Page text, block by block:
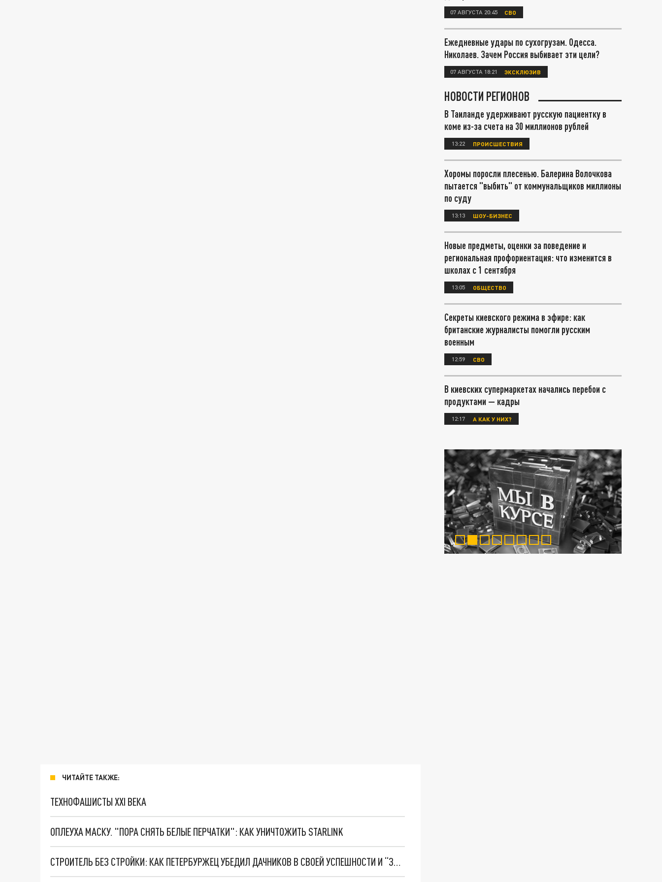
ЧИТАЙТЕ ТАКЖЕ:
ТЕХНОФАШИСТЫ XXI ВЕКА
ОПЛЕУХА МАСКУ. "ПОРА СНЯТЬ БЕЛЫЕ ПЕРЧАТКИ": КАК УНИЧТОЖИТЬ STARLINK
СТРОИТЕЛЬ БЕЗ СТРОЙКИ: КАК ПЕТЕРБУРЖЕЦ УБЕДИЛ ДАЧНИКОВ В СВОЕЙ УСПЕШНОСТИ И “ЗАРАБОТАЛ” 3 МИЛЛИОНА
07 АВГУСТА 20:45 СВО
Ежедневные удары по сухогрузам. Одесса.
Николаев. Зачем Россия выбивает эти цели?
07 АВГУСТА 18:21 ЭКСКЛЮЗИВ
НОВОСТИ РЕГИОНОВ
В Таиланде удерживают русскую пациентку в
коме из-за счета на 30 миллионов рублей
13:22 ПРОИСШЕСТВИЯ
Хоромы поросли плесенью. Балерина Волочкова
пытается "выбить" от коммунальщиков миллионы
по суду
13:13 ШОУ-БИЗНЕС
Новые предметы, оценки за поведение и
региональная профориентация: что изменится в
школах с 1 сентября
13:05 ОБЩЕСТВО
Секреты киевского режима в эфире: как
британские журналисты помогли русским
военным
12:59 СВО
В киевских супермаркетах начались перебои с
продуктами — кадры
12:17 А КАК У НИХ?